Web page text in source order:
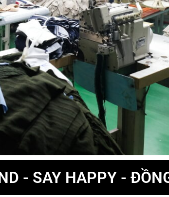
- SAY HAPPY -